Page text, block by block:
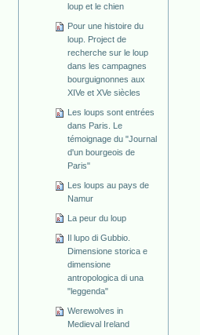
loup et le chien
Pour une histoire du
loup. Project de
recherche sur le loup
dans les campagnes
bourguignonnes aux
XIVe et XVe siècles
Les loups sont entrées
dans Paris. Le
témoignage du "Journal
d'un bourgeois de
Paris"
Les loups au pays de
Namur
La peur du loup
Il lupo di Gubbio.
Dimensione storica e
dimensione
antropologica di una
"leggenda"
Werewolves in
Medieval Ireland